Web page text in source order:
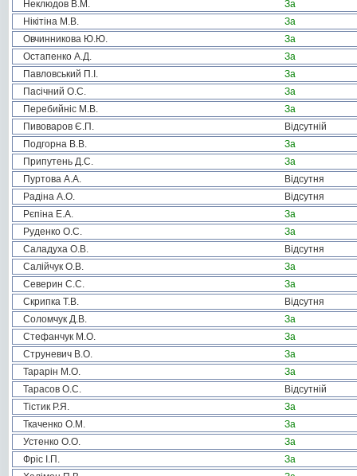
Неклюдов В.М.
За
Нікітіна М.В.
За
Овчинникова Ю.Ю.
За
Остапенко А.Д.
За
Павловський П.І.
За
Пасічний О.С.
За
Перебийніс М.В.
За
Пивоваров Є.П.
Відсутній
Подгорна В.В.
За
Припутень Д.С.
За
Пуртова А.А.
Відсутня
Радіна А.О.
Відсутня
Рєпіна Е.А.
За
Руденко О.С.
За
Саладуха О.В.
Відсутня
Салійчук О.В.
За
Северин С.С.
За
Скрипка Т.В.
Відсутня
Соломчук Д.В.
За
Стефанчук М.О.
За
Струневич В.О.
За
Тарарін М.О.
За
Тарасов О.С.
Відсутній
Тістик Р.Я.
За
Ткаченко О.М.
За
Устенко О.О.
За
Фріс І.П.
За